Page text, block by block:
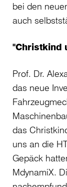
bei den
auch
"Christkind
Prof. Dr.
das neue
das
uns an die
Gepäck
MdynamiX.